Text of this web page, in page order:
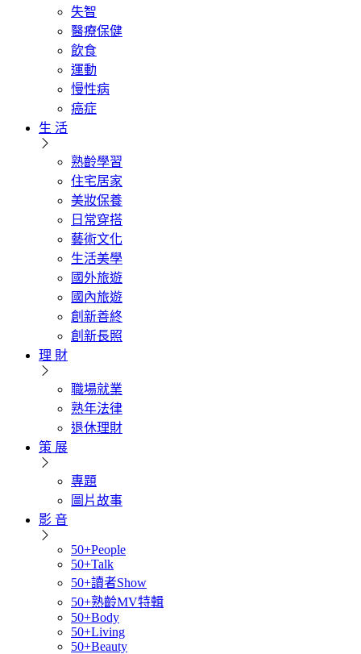
失智
醫療保健
飲食
運動
慢性病
癌症
生 活
熟齡學習
住宅居家
美妝保養
日常穿搭
藝術文化
生活美學
國外旅遊
國內旅遊
創新善終
創新長照
理 財
職場就業
熟年法律
退休理財
策 展
專題
圖片故事
影 音
50+People
50+Talk
50+讀者Show
50+熟齡MV特輯
50+Body
50+Living
50+Beauty